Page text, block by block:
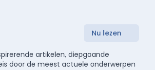
Nu lezen
artikelen, diepgaande
door de meest actuele onderwerpen